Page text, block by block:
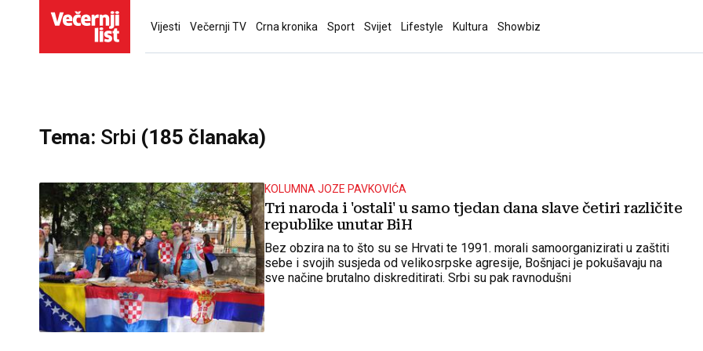
Vijesti Večernji TV Crna kronika Sport Svijet Lifestyle Kultura Showbiz
Tema: Srbi (185 članaka)
KOLUMNA JOZE PAVKOVIĆA
Tri naroda i 'ostali' u samo tjedan dana slave četiri različite
republike unutar BiH
Bez obzira na to što su se Hrvati te 1991. morali samoorganizirati u zaštiti
sebe i svojih susjeda od velikosrpske agresije, Bošnjaci je pokušavaju na
sve načine brutalno diskreditirati. Srbi su pak ravnodušni